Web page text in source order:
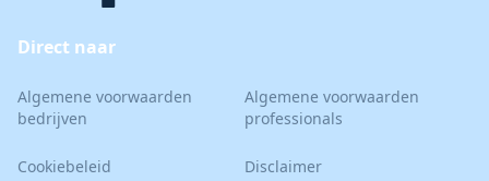
Direct naar
Algemene voorwaarden
bedrijven
Algemene voorwaarden
professionals
Cookiebeleid Disclaimer